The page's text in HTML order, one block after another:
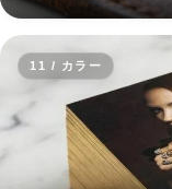
11 / カラー